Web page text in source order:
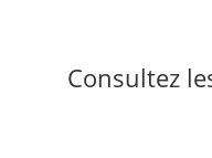
Consultez